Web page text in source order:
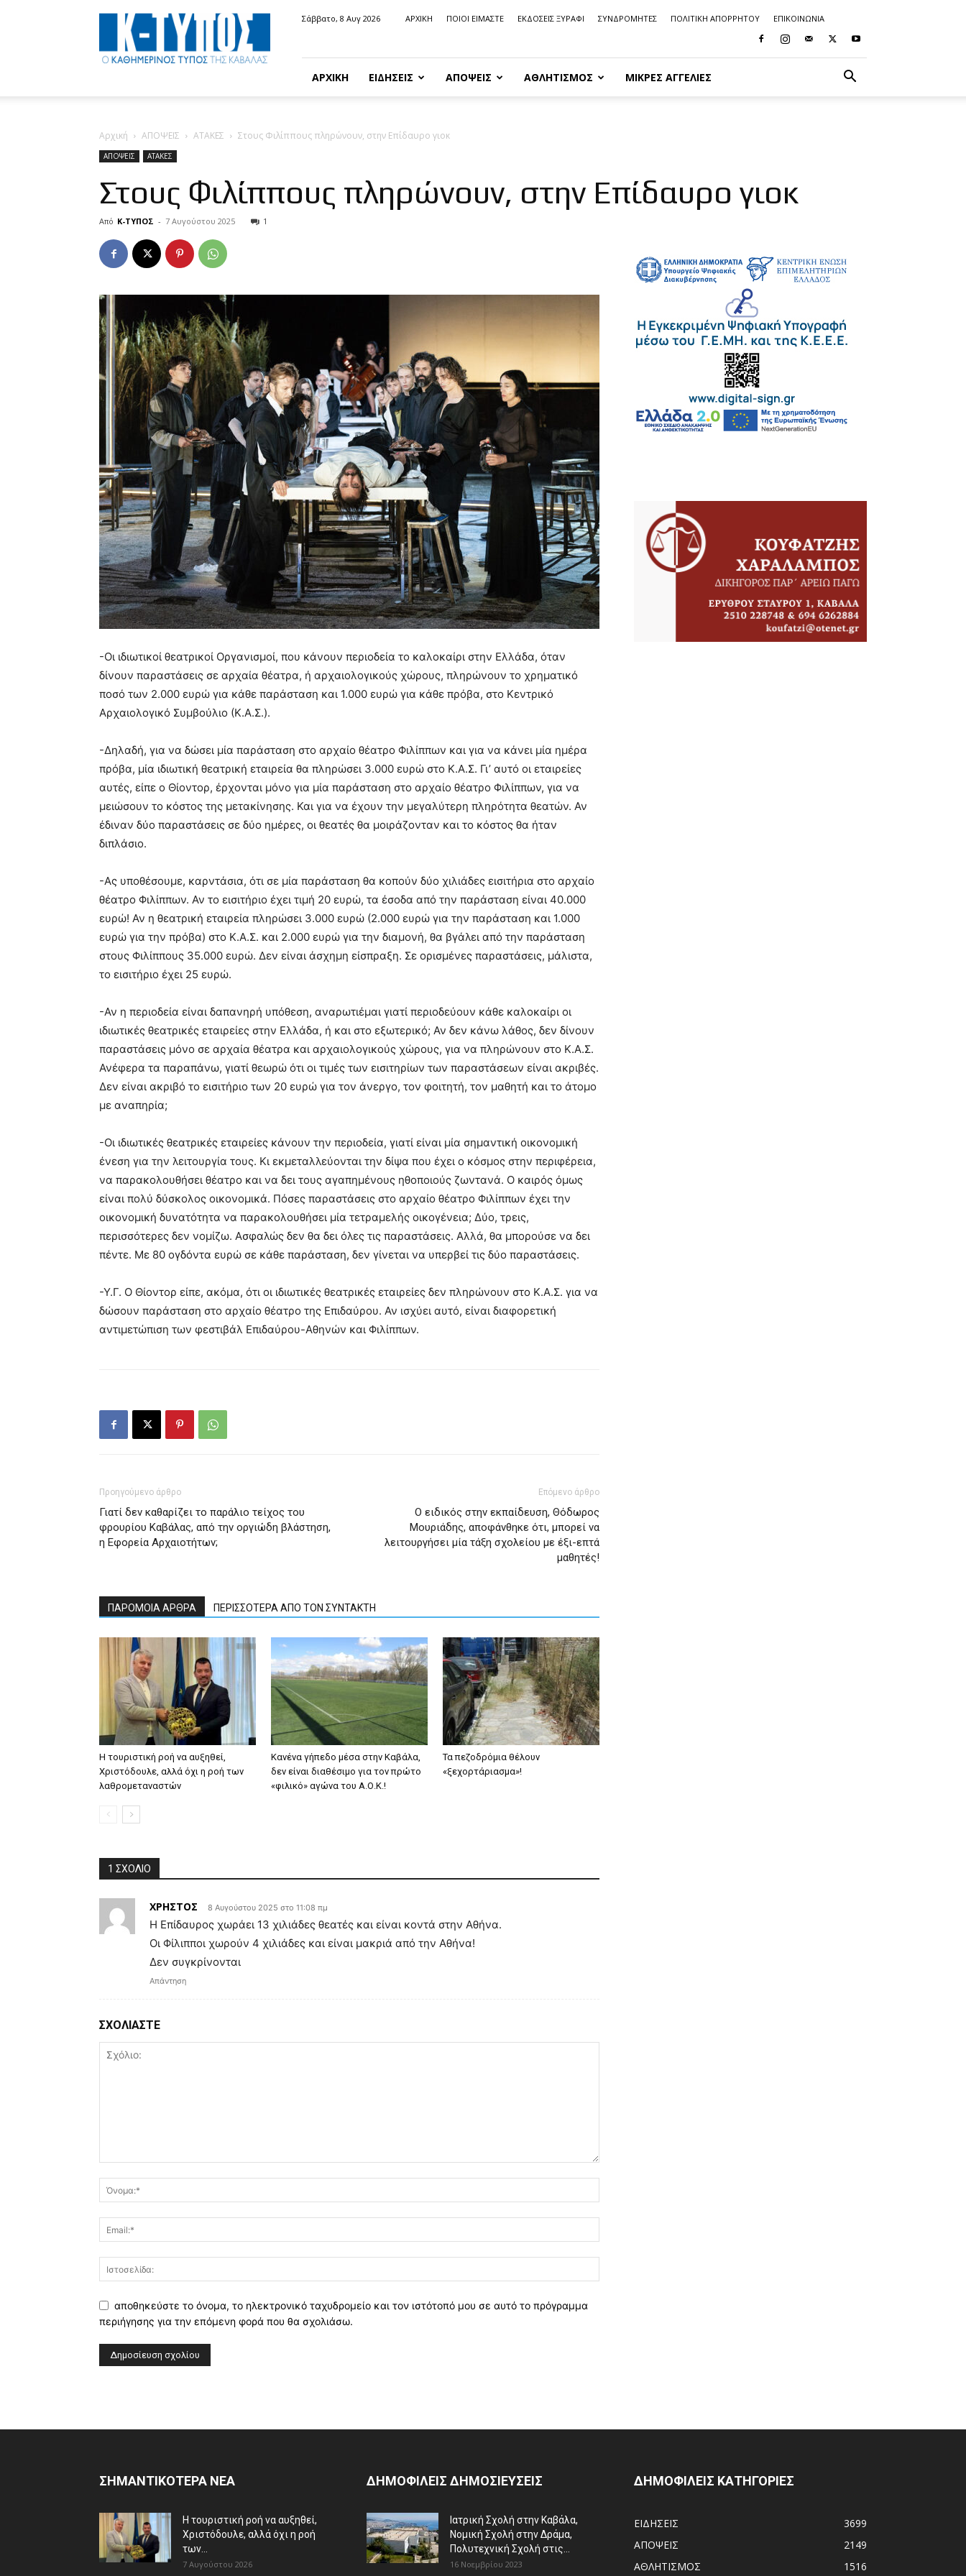
Κ-
ΤΥΠΟΣ
Σάββατο, 8 Αυγ 2026 ΑΡΧΙΚΗ ΠΟΙΟΙ ΕΙΜΑΣΤΕ ΕΚΔΟΣΕΙΣ ΞΥΡΑΦΙ ΣΥΝΔΡΟΜΗΤΕΣ ΠΟΛΙΤΙΚΗ ΑΠΟΡΡΗΤΟΥ ΕΠΙΚΟΙΝΩΝΙΑ
ΑΡΧΙΚΗ ΕΙΔΗΣΕΙΣ ΑΠΟΨΕΙΣ ΑΘΛΗΤΙΣΜΟΣ ΜΙΚΡΈΣ ΑΓΓΕΛΊΕΣ
Αρχική ΑΠΟΨΕΙΣ ΑΤΑΚΕΣ Στους Φιλίππους πληρώνουν, στην Επίδαυρο γιοκ
ΑΠΟΨΕΙΣ ΑΤΑΚΕΣ
Στους Φιλίππους πληρώνουν, στην Επίδαυρο γιοκ
Από Κ-ΤΥΠΟΣ - 7 Αυγούστου 2025 1
-Οι ιδιωτικοί θεατρικοί Οργανισμοί, που κάνουν περιοδεία το καλοκαίρι στην Ελλάδα, όταν
δίνουν παραστάσεις σε αρχαία θέατρα, ή αρχαιολογικούς χώρους, πληρώνουν το χρηματικό
ποσό των 2.000 ευρώ για κάθε παράσταση και 1.000 ευρώ για κάθε πρόβα, στο Κεντρικό
Αρχαιολογικό Συμβούλιο (Κ.Α.Σ.).
-Δηλαδή, για να δώσει μία παράσταση στο αρχαίο θέατρο Φιλίππων και για να κάνει μία ημέρα
πρόβα, μία ιδιωτική θεατρική εταιρεία θα πληρώσει 3.000 ευρώ στο Κ.Α.Σ. Γι’ αυτό οι εταιρείες
αυτές, είπε ο Θίοντορ, έρχονται μόνο για μία παράσταση στο αρχαίο θέατρο Φιλίππων, για να
μειώσουν το κόστος της μετακίνησης. Και για να έχουν την μεγαλύτερη πληρότητα θεατών. Αν
έδιναν δύο παραστάσεις σε δύο ημέρες, οι θεατές θα μοιράζονταν και το κόστος θα ήταν
διπλάσιο.
-Ας υποθέσουμε, καρντάσια, ότι σε μία παράσταση θα κοπούν δύο χιλιάδες εισιτήρια στο αρχαίο
θέατρο Φιλίππων. Αν το εισιτήριο έχει τιμή 20 ευρώ, τα έσοδα από την παράσταση είναι 40.000
ευρώ! Αν η θεατρική εταιρεία πληρώσει 3.000 ευρώ (2.000 ευρώ για την παράσταση και 1.000
ευρώ για την πρόβα) στο Κ.Α.Σ. και 2.000 ευρώ για την διαμονή, θα βγάλει από την παράσταση
στους Φιλίππους 35.000 ευρώ. Δεν είναι άσχημη είσπραξη. Σε ορισμένες παραστάσεις, μάλιστα,
το εισιτήριο έχει 25 ευρώ.
-Αν η περιοδεία είναι δαπανηρή υπόθεση, αναρωτιέμαι γιατί περιοδεύουν κάθε καλοκαίρι οι
ιδιωτικές θεατρικές εταιρείες στην Ελλάδα, ή και στο εξωτερικό; Αν δεν κάνω λάθος, δεν δίνουν
παραστάσεις μόνο σε αρχαία θέατρα και αρχαιολογικούς χώρους, για να πληρώνουν στο Κ.Α.Σ.
Ανέφερα τα παραπάνω, γιατί θεωρώ ότι οι τιμές των εισιτηρίων των παραστάσεων είναι ακριβές.
Δεν είναι ακριβό το εισιτήριο των 20 ευρώ για τον άνεργο, τον φοιτητή, τον μαθητή και το άτομο
με αναπηρία;
-Οι ιδιωτικές θεατρικές εταιρείες κάνουν την περιοδεία, γιατί είναι μία σημαντική οικονομική
ένεση για την λειτουργία τους. Κι εκμεταλλεύονται την δίψα που έχει ο κόσμος στην περιφέρεια,
να παρακολουθήσει θέατρο και να δει τους αγαπημένους ηθοποιούς ζωντανά. Ο καιρός όμως
είναι πολύ δύσκολος οικονομικά. Πόσες παραστάσεις στο αρχαίο θέατρο Φιλίππων έχει την
οικονομική δυνατότητα να παρακολουθήσει μία τετραμελής οικογένεια; Δύο, τρεις,
περισσότερες δεν νομίζω. Ασφαλώς δεν θα δει όλες τις παραστάσεις. Αλλά, θα μπορούσε να δει
πέντε. Με 80 ογδόντα ευρώ σε κάθε παράσταση, δεν γίνεται να υπερβεί τις δύο παραστάσεις.
-Υ.Γ. Ο Θίοντορ είπε, ακόμα, ότι οι ιδιωτικές θεατρικές εταιρείες δεν πληρώνουν στο Κ.Α.Σ. για να
δώσουν παράσταση στο αρχαίο θέατρο της Επιδαύρου. Αν ισχύει αυτό, είναι διαφορετική
αντιμετώπιση των φεστιβάλ Επιδαύρου-Αθηνών και Φιλίππων.
Προηγούμενο άρθρο
Γιατί δεν καθαρίζει το παράλιο τείχος του
φρουρίου Καβάλας, από την οργιώδη βλάστηση,
η Εφορεία Αρχαιοτήτων;
Επόμενο άρθρο
Ο ειδικός στην εκπαίδευση, Θόδωρος
Μουριάδης, αποφάνθηκε ότι, μπορεί να
λειτουργήσει μία τάξη σχολείου με έξι-επτά
μαθητές!
ΠΑΡΟΜΟΙΑ ΑΡΘΡΑ ΠΕΡΙΣΣΟΤΕΡΑ ΑΠΟ ΤΟΝ ΣΥΝΤΑΚΤΗ
Η τουριστική ροή να αυξηθεί,
Χριστόδουλε, αλλά όχι η ροή των
λαθρομεταναστών
Κανένα γήπεδο μέσα στην Καβάλα,
δεν είναι διαθέσιμο για τον πρώτο
«φιλικό» αγώνα του Α.Ο.Κ.!
Τα πεζοδρόμια θέλουν
«ξεχορτάριασμα»!
1 ΣΧΟΛΙΟ
ΧΡΗΣΤΟΣ 8 Αυγούστου 2025 στο 11:08 πμ
Η Επίδαυρος χωράει 13 χιλιάδες θεατές και είναι κοντά στην Αθήνα.
Οι Φίλιπποι χωρούν 4 χιλιάδες και είναι μακριά από την Αθήνα!
Δεν συγκρίνονται
Απάντηση
ΣΧΟΛΙΑΣΤΕ
αποθηκεύστε το όνομα, το ηλεκτρονικό ταχυδρομείο και τον ιστότοπό μου σε αυτό το πρόγραμμα
περιήγησης για την επόμενη φορά που θα σχολιάσω.
ΣΗΜΑΝΤΙΚΟΤΕΡΑ ΝΕΑ
Η τουριστική ροή να αυξηθεί,
Χριστόδουλε, αλλά όχι η ροή
των...
7 Αυγούστου 2026
ΔΗΜΟΦΙΛΕΙΣ ΔΗΜΟΣΙΕΥΣΕΙΣ
Ιατρική Σχολή στην Καβάλα,
Νομική Σχολή στην Δράμα,
Πολυτεχνική Σχολή στις...
16 Νοεμβρίου 2023
ΔΗΜΟΦΙΛΕΙΣ ΚΑΤΗΓΟΡΙΕΣ
ΕΙΔΗΣΕΙΣ
3699
ΑΠΟΨΕΙΣ
2149
ΑΘΛΗΤΙΣΜΟΣ
1516